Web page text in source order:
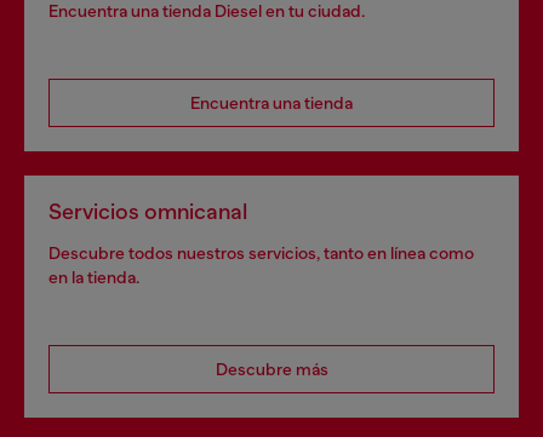
Encuentra una tienda Diesel en tu ciudad.
Encuentra una tienda
Servicios omnicanal
Descubre todos nuestros servicios, tanto en línea como
en la tienda.
Descubre más